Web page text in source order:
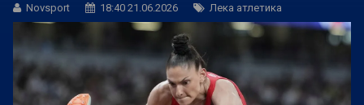
Novsport 18:40 21.06.2026 Лека атлетика